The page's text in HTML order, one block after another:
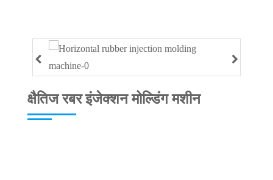
क्षैतिज रबर इंजेक्शन मोल्डिंग मशीन